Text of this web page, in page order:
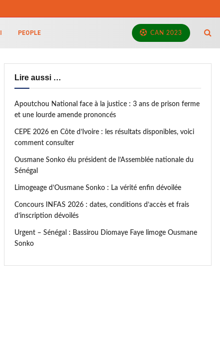
PEOPLE CAN 2023
Lire aussi …
Apoutchou National face à la justice : 3 ans de prison ferme
et une lourde amende prononcés
CEPE 2026 en Côte d’Ivoire : les résultats disponibles, voici
comment consulter
Ousmane Sonko élu président de l’Assemblée nationale du
Sénégal
Limogeage d’Ousmane Sonko : La vérité enfin dévoilée
Concours INFAS 2026 : dates, conditions d’accès et frais
d’inscription dévoilés
Urgent – Sénégal : Bassirou Diomaye Faye limoge Ousmane
Sonko